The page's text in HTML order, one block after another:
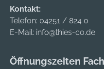
Wing Tex mit
Belüftungskanälen
Sicherheit: Gelochte
Durchtrittsicherheit
Kontakt:
Telefon: 04251 / 824 0
E-Mail: info@thies-co.de
Öffnungszeiten